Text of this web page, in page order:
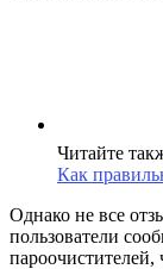
Читайте
Как
Однако не все
пользователи